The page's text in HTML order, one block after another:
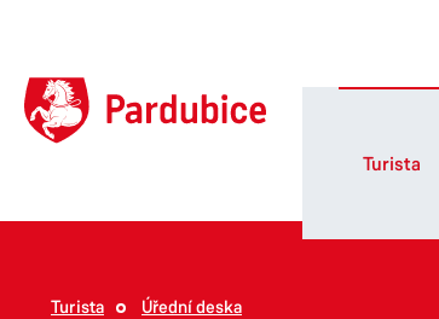
Turista
Turista Úřední deska